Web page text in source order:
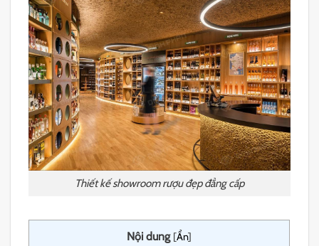
Thiết kế showroom rượu đẹp đẳng cấp
Nội dung [Ẩn]